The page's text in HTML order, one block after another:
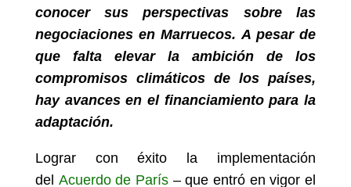
conocer sus perspectivas sobre las
negociaciones en Marruecos. A pesar de
que falta elevar la ambición de los
compromisos climáticos de los países,
hay avances en el financiamiento para la
adaptación.
Lograr con éxito la implementación
del Acuerdo de París– que entró en vigor el